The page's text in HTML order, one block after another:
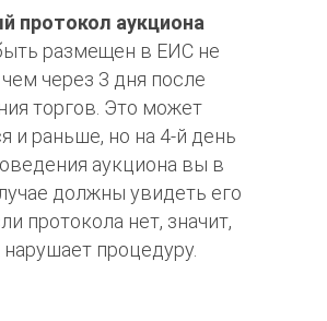
протокол аукциона
размещен в ЕИС не
через 3 дня после
торгов. Это может
и раньше, но на 4-й день
аукциона вы в
должны увидеть его
протокола нет, значит,
нарушает процедуру.